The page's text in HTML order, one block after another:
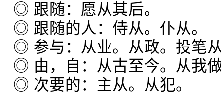
◎ 跟随：愿从其后。
◎ 跟随的人：侍从。仆从。
◎ 参与：从业。从政。投笔
◎ 由，自：从古至今。从我
◎ 次要的：主从。从犯。